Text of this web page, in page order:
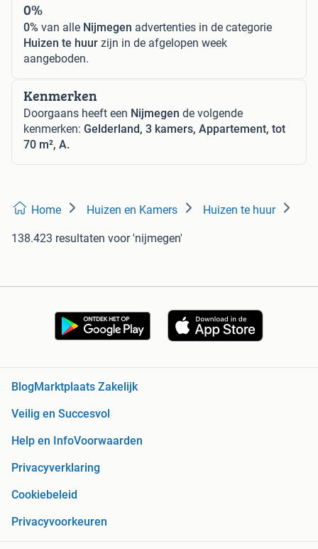
0%
0% van alle Nijmegen advertenties in de categorie
Huizen te huur zijn in de afgelopen week
aangeboden.
Kenmerken
Doorgaans heeft een Nijmegen de volgende
kenmerken: Gelderland, 3 kamers, Appartement, tot
70 m², A.
Home Huizen en Kamers Huizen te huur
138.423 resultaten voor 'nijmegen'
BlogMarktplaats Zakelijk
Veilig en Succesvol
Help en InfoVoorwaarden
Privacyverklaring
Cookiebeleid
Privacyvoorkeuren